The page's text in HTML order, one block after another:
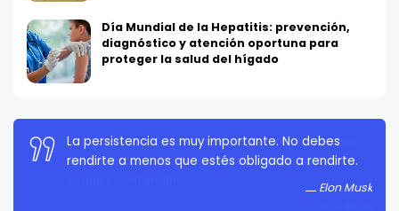
Día Mundial de la Hepatitis: prevención,
diagnóstico y atención oportuna para
proteger la salud del hígado
La persistencia es muy importante. No debes
rendirte a menos que estés obligado a rendirte.
Elon Musk